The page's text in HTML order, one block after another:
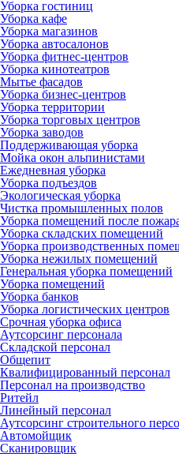
Уборка гостиниц
Уборка кафе
Уборка магазинов
Уборка автосалонов
Уборка фитнес-центров
Уборка кинотеатров
Мытье фасадов
Уборка бизнес-центров
Уборка территории
Уборка торговых центров
Уборка заводов
Поддерживающая уборка
Мойка окон альпинистами
Ежедневная уборка
Уборка подъездов
Экологическая уборка
Чистка промышленных полов
Уборка помещений после
Уборка складских помещений
Уборка производственных
Уборка нежилых помещений
Генеральная уборка помещений
Уборка помещений
Уборка банков
Уборка логистических центров
Срочная уборка офиса
Аутсорсинг персонала
Складской персонал
Общепит
Квалифицированный персонал
Персонал на производство
Ритейл
Линейный персонал
Аутсорсинг строительного
Автомойщик
Сканировщик